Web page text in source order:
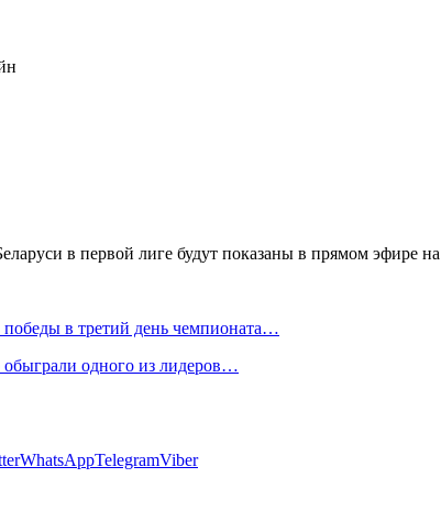
в третий день чемпионата…
одного из лидеров…
WhatsAppTelegramViber